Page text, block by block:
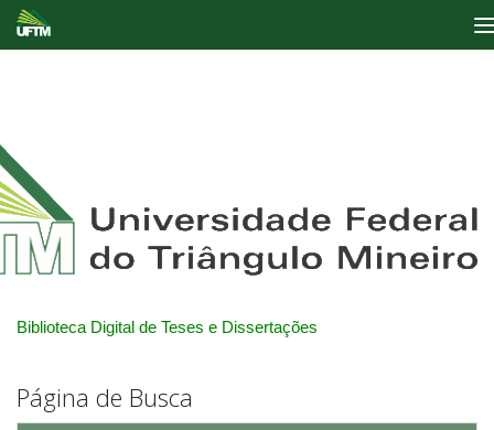
Biblioteca Digital de Teses e Dissertações
Página de Busca